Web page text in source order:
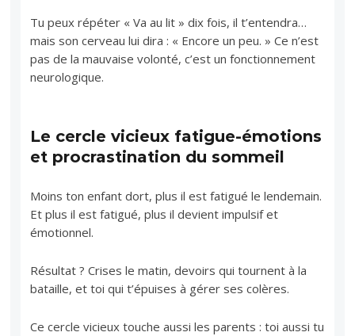
Tu peux répéter « Va au lit » dix fois, il t’entendra…
mais son cerveau lui dira : « Encore un peu. » Ce n’est
pas de la mauvaise volonté, c’est un fonctionnement
neurologique.
Le cercle vicieux fatigue-émotions
et procrastination du sommeil
Moins ton enfant dort, plus il est fatigué le lendemain.
Et plus il est fatigué, plus il devient impulsif et
émotionnel.
Résultat ? Crises le matin, devoirs qui tournent à la
bataille, et toi qui t’épuises à gérer ses colères.
Ce cercle vicieux touche aussi les parents : toi aussi tu